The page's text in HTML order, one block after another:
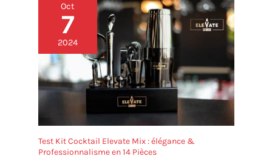
Oct
7
2024
Test Kit Cocktail Elevate Mix : élégance &
Professionnalisme en 14 Pièces